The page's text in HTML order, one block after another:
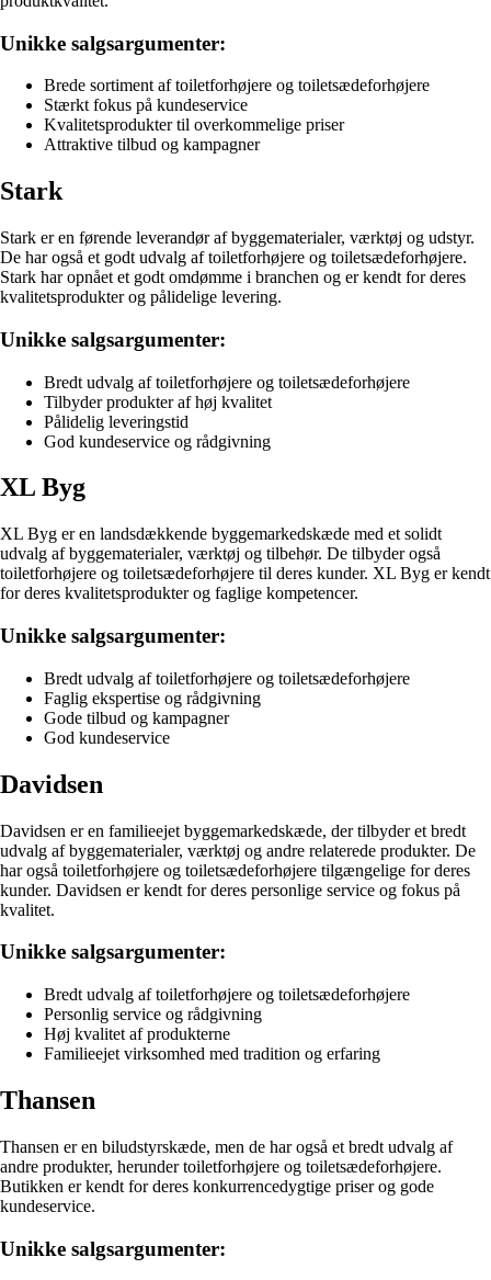
Unikke salgsargumenter:
Brede sortiment af toiletforhøjere og toiletsædeforhøjere
Stærkt fokus på kundeservice
Kvalitetsprodukter til overkommelige priser
Attraktive tilbud og kampagner
Stark
Stark er en førende leverandør af byggematerialer, værktøj og udstyr.
De har også et godt udvalg af toiletforhøjere og toiletsædeforhøjere.
Stark har opnået et godt omdømme i branchen og er kendt for deres
kvalitetsprodukter og pålidelige levering.
Unikke salgsargumenter:
Bredt udvalg af toiletforhøjere og toiletsædeforhøjere
Tilbyder produkter af høj kvalitet
Pålidelig leveringstid
God kundeservice og rådgivning
XL Byg
XL Byg er en landsdækkende byggemarkedskæde med et solidt
udvalg af byggematerialer, værktøj og tilbehør. De tilbyder også
toiletforhøjere og toiletsædeforhøjere til deres kunder. XL Byg er kendt
for deres kvalitetsprodukter og faglige kompetencer.
Unikke salgsargumenter:
Bredt udvalg af toiletforhøjere og toiletsædeforhøjere
Faglig ekspertise og rådgivning
Gode tilbud og kampagner
God kundeservice
Davidsen
Davidsen er en familieejet byggemarkedskæde, der tilbyder et bredt
udvalg af byggematerialer, værktøj og andre relaterede produkter. De
har også toiletforhøjere og toiletsædeforhøjere tilgængelige for deres
kunder. Davidsen er kendt for deres personlige service og fokus på
kvalitet.
Unikke salgsargumenter:
Bredt udvalg af toiletforhøjere og toiletsædeforhøjere
Personlig service og rådgivning
Høj kvalitet af produkterne
Familieejet virksomhed med tradition og erfaring
Thansen
Thansen er en biludstyrskæde, men de har også et bredt udvalg af
andre produkter, herunder toiletforhøjere og toiletsædeforhøjere.
Butikken er kendt for deres konkurrencedygtige priser og gode
kundeservice.
Unikke salgsargumenter: